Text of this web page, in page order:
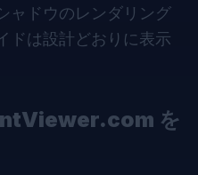
ャドウのレンダリング
ドは設計どおりに表示
を